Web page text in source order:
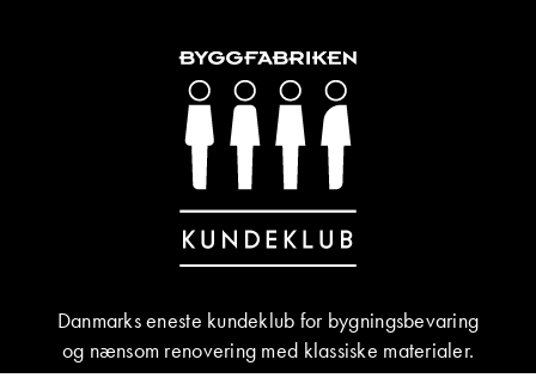
Danmarks eneste kundeklub for bygningsbevaring
og nænsom renovering med klassiske materialer.